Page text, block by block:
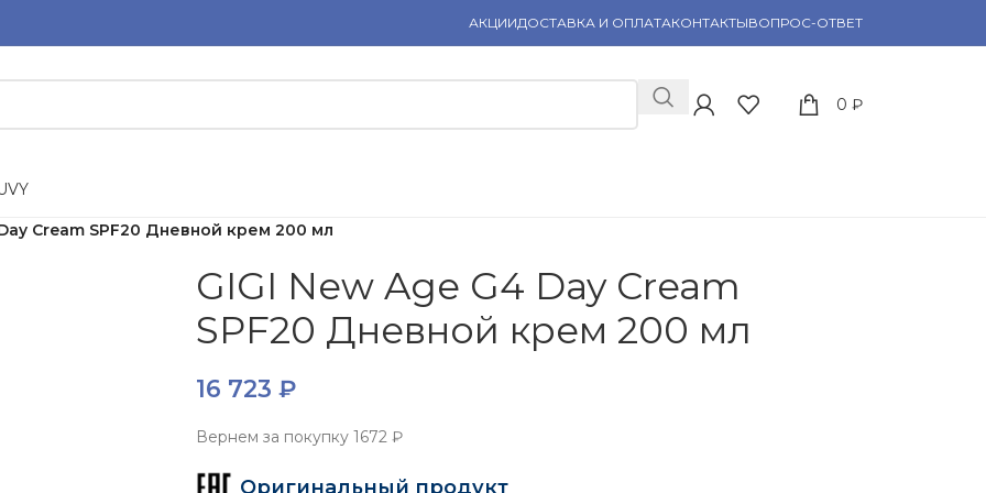
АКЦИИДОСТАВКА И ОПЛАТАКОНТАКТЫВОПРОС-ОТВЕТ
0 ₽
VY
Cream SPF20 Дневной крем 200 мл
GIGI New Age G4 Day Cream
SPF20 Дневной крем 200 мл
16 723 ₽
Вернем за покупку1672 ₽
Оригинальный продукт